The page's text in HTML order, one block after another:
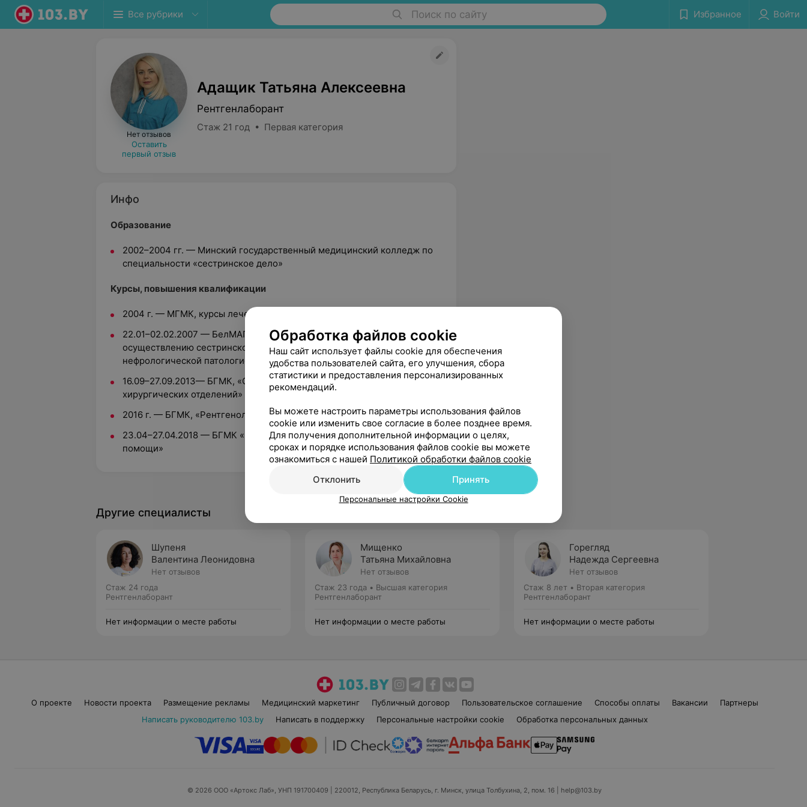
Все рубрики Поиск по сайту Избранное Войти
Нет отзывов
Оставить
первый отзыв
Адащик Татьяна Алексеевна
Рентгенлаборант
Стаж 21 год • Первая категория
Инфо
Образование
2002–2004 гг. — Минский государственный медицинский колледж по
специальности «сестринское дело»
Курсы, повышения квалификации
2004 г. — МГМК, курсы лечебного массажа
22.01–02.02.2007 — БелМАПО, «Современный подход к
осуществлению сестринского ухода за пациентами с урологической и
нефрологической патологией»
16.09–27.09.2013— БГМК, «Организация работы медицинских сестер
хирургических отделений»
2016 г. — БГМК, «Рентгенология»
23.04–27.04.2018 — БГМК «Организация и оказание медицинской
помощи»
Другие специалисты
Шупеня
Валентина Леонидовна
Нет отзывов
Стаж 24 года
Рентгенлаборант
Нет информации о месте работы
Мищенко
Татьяна Михайловна
Нет отзывов
Стаж 23 года • Высшая категория
Рентгенлаборант
Нет информации о месте работы
Горегляд
Надежда Сергеевна
Нет отзывов
Стаж 8 лет • Вторая категория
Рентгенлаборант
Нет информации о месте работы
О проекте Новости проекта Размещение рекламы Медицинский маркетинг Публичный договор Пользовательское соглашение Способы оплаты Вакансии
Партнеры
Написать руководителю 103.by
Написать в поддержку Персональные настройки cookie Обработка персональных данных
© 2026 ООО «Артокс Лаб», УНП 191700409 | 220012, Республика Беларусь, г. Минск, улица Толбухина, 2, пом. 16 | help@103.by
Обработка файлов cookie
Наш сайт использует файлы cookie для обеспечения
удобства пользователей сайта, его улучшения, сбора
статистики и предоставления персонализированных
рекомендаций.
Вы можете настроить параметры использования файлов
cookie или изменить свое согласие в более позднее время.
Для получения дополнительной информации о целях,
сроках и порядке использования файлов cookie вы можете
ознакомиться с нашей Политикой обработки файлов cookie
Отклонить
Принять
Персональные настройки Cookie